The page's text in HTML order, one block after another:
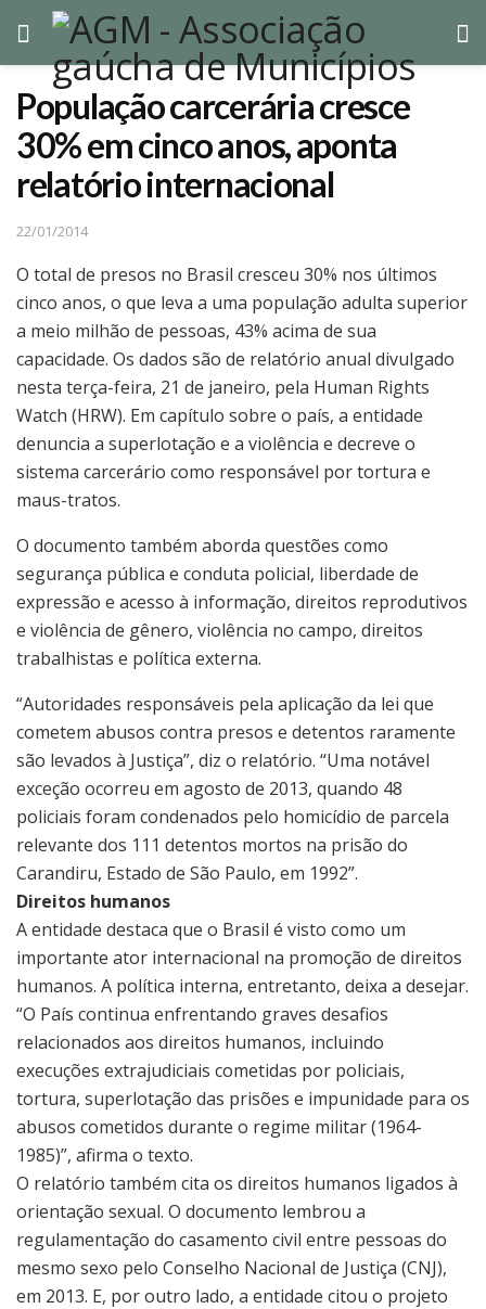
População carcerária cresce
30% em cinco anos, aponta
relatório internacional
22/01/2014
O total de presos no Brasil cresceu 30% nos últimos
cinco anos, o que leva a uma população adulta superior
a meio milhão de pessoas, 43% acima de sua
capacidade. Os dados são de relatório anual divulgado
nesta terça-feira, 21 de janeiro, pela Human Rights
Watch (HRW). Em capítulo sobre o país, a entidade
denuncia a superlotação e a violência e decreve o
sistema carcerário como responsável por tortura e
maus-tratos.
O documento também aborda questões como
segurança pública e conduta policial, liberdade de
expressão e acesso à informação, direitos reprodutivos
e violência de gênero, violência no campo, direitos
trabalhistas e política externa.
“Autoridades responsáveis pela aplicação da lei que
cometem abusos contra presos e detentos raramente
são levados à Justiça”, diz o relatório. “Uma notável
exceção ocorreu em agosto de 2013, quando 48
policiais foram condenados pelo homicídio de parcela
relevante dos 111 detentos mortos na prisão do
Carandiru, Estado de São Paulo, em 1992”.
Direitos humanos
A entidade destaca que o Brasil é visto como um
importante ator internacional na promoção de direitos
humanos. A política interna, entretanto, deixa a desejar.
“O País continua enfrentando graves desafios
relacionados aos direitos humanos, incluindo
execuções extrajudiciais cometidas por policiais,
tortura, superlotação das prisões e impunidade para os
abusos cometidos durante o regime militar (1964-
1985)”, afirma o texto.
O relatório também cita os direitos humanos ligados à
orientação sexual. O documento lembrou a
regulamentação do casamento civil entre pessoas do
mesmo sexo pelo Conselho Nacional de Justiça (CNJ),
em 2013. E, por outro lado, a entidade citou o projeto